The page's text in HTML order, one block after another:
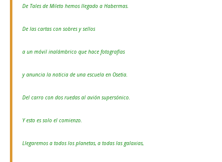
De Tales de Mileto hemos llegado a Habermas.
De las cartas con sobres y sellos
a un móvil inalámbrico que hace fotografías
y anuncia la noticia de una escuela en Osetia.
Del carro con dos ruedas al avión supersónico.
Y esto es solo el comienzo.
Llegaremos a todos los planetas, a todas las galaxias,